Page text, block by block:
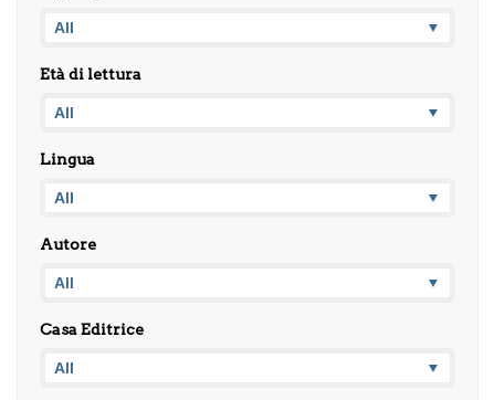
Età di lettura
Lingua
Autore
Casa Editrice